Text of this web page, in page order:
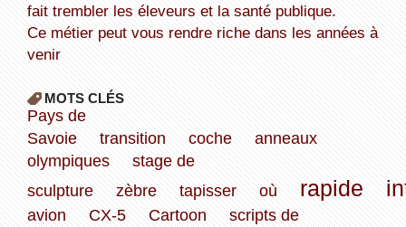
fait trembler les éleveurs et la santé publique.
Ce métier peut vous rendre riche dans les années à
venir
MOTS CLÉS
Pays de
Savoie
transition coche
anneaux
olympiques
stage de
sculpture
zèbre tapisser où rapide
avion CX-5 Cartoon
scripts de